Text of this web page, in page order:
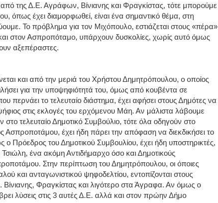
της Δ.Ε. Αγράφων, Βίνιανης και Φραγκίστας, τότε μπορούμε
όπως έχει διαμορφωθεί, είναι ένα σημαντικό θέμα, στη
Το πρόβλημα για τον Μιχόπουλο, εστιάζεται στους «πέρα»
στον Ασπροπόταμο, υπάρχουν δυσκολίες, χωρίς αυτό όμως
αξεπέραστες.
και από την μεριά του Χρήστου Δημητρόπουλου, ο οποίος
για την υποψηφιότητά του, όμως από κουβέντα σε
περνάει το τελευταίο διάστημα, έχει αφήσει στους Δημότες να
στις εκλογές του ερχόμενου Μάη. Αν μάλιστα λάβουμε
τελευταίο Δημοτικό Συμβούλιο, τότε όλα οδηγούν στο
έχει ήδη πάρει την απόφαση να διεκδικήσει το
του Δημοτικού Συμβουλίου, έχει ήδη υποστηρικτές,
ένα ακόμη Αντιδήμαρχο όσο και Δημοτικούς
Στην περίπτωση του Δημητρόπουλου, οι όποιες
και ανταγωνιστικού ψηφοδελτίου, εντοπίζονται στους
Φραγκίστας και λιγότερο στα Άγραφα. Αν όμως ο
λύσεις στις 3 αυτές Δ.Ε. αλλά και στον πρώην Δήμο